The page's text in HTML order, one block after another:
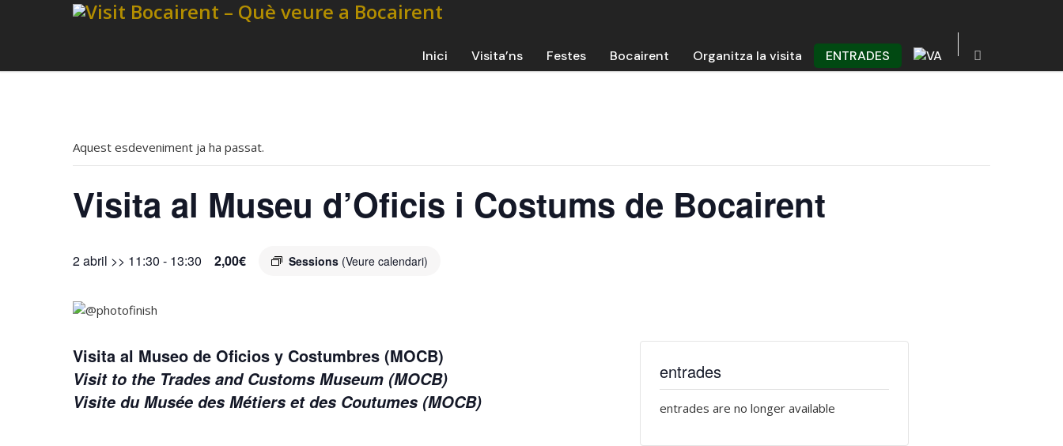
Inici Visita’ns Festes Bocairent Organitza la visita ENTRADES
Aquest esdeveniment ja ha passat.
Visita al Museu d’Oficis i Costums de Bocairent
2 abril >> 11:30 - 13:30 Sessions (Veure calendari)
2,00€
Visita al Museo de Oficios y Costumbres (MOCB)
Visit to the Trades and Customs Museum (MOCB)
Visite du Musée des Métiers et des Coutumes (MOCB)
entrades
entrades are no longer available